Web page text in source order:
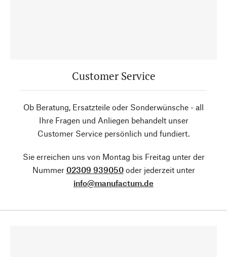
Customer Service
Ob Beratung, Ersatzteile oder Sonderwünsche - all
Ihre Fragen und Anliegen behandelt unser
Customer Service persönlich und fundiert.
Sie erreichen uns von Montag bis Freitag unter der
Nummer 02309 939050oder jederzeit unter
info@manufactum.de